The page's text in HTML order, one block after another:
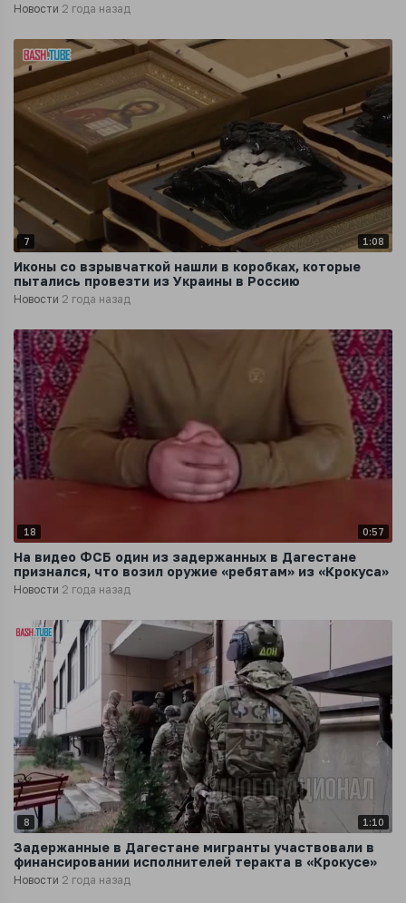
Новости 2 года назад
7 1:08
Иконы со взрывчаткой нашли в коробках, которые
пытались провезти из Украины в Россию
Новости 2 года назад
18 0:57
На видео ФСБ один из задержанных в Дагестане
признался, что возил оружие «ребятам» из «Крокуса»
Новости 2 года назад
8 1:10
Задержанные в Дагестане мигранты участвовали в
финансировании исполнителей теракта в «Крокусе»
Новости 2 года назад